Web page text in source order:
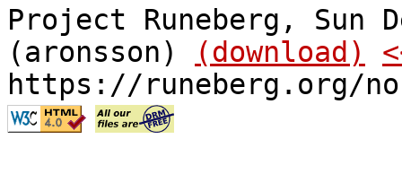
Project Runeberg, Sun
(aronsson)
(download)
https://runeberg.org/